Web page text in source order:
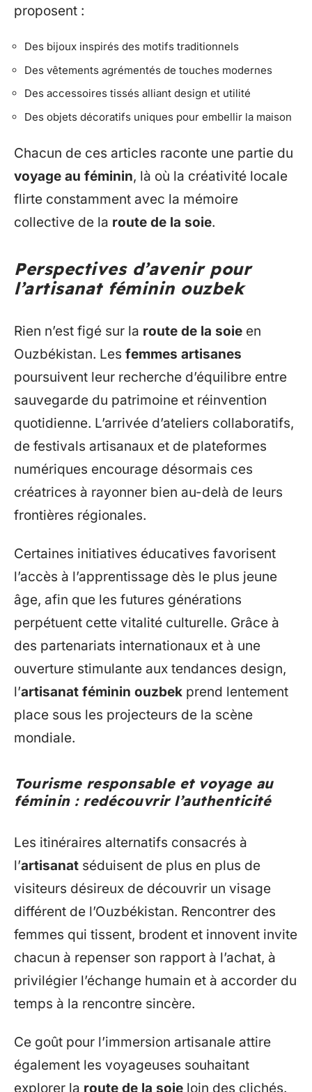
proposent :
Des bijoux inspirés des motifs traditionnels
Des vêtements agrémentés de touches modernes
Des accessoires tissés alliant design et utilité
Des objets décoratifs uniques pour embellir la maison
Chacun de ces articles raconte une partie du
voyage au féminin, là où la créativité locale
flirte constamment avec la mémoire
collective de la route de la soie.
Perspectives d’avenir pour
l’artisanat féminin ouzbek
Rien n’est figé sur la route de la soie en
Ouzbékistan. Les femmes artisanes
poursuivent leur recherche d’équilibre entre
sauvegarde du patrimoine et réinvention
quotidienne. L’arrivée d’ateliers collaboratifs,
de festivals artisanaux et de plateformes
numériques encourage désormais ces
créatrices à rayonner bien au-delà de leurs
frontières régionales.
Certaines initiatives éducatives favorisent
l’accès à l’apprentissage dès le plus jeune
âge, afin que les futures générations
perpétuent cette vitalité culturelle. Grâce à
des partenariats internationaux et à une
ouverture stimulante aux tendances design,
l’artisanat féminin ouzbek prend lentement
place sous les projecteurs de la scène
mondiale.
Tourisme responsable et voyage au
féminin : redécouvrir l’authenticité
Les itinéraires alternatifs consacrés à
l’artisanat séduisent de plus en plus de
visiteurs désireux de découvrir un visage
différent de l’Ouzbékistan. Rencontrer des
femmes qui tissent, brodent et innovent invite
chacun à repenser son rapport à l’achat, à
privilégier l’échange humain et à accorder du
temps à la rencontre sincère.
Ce goût pour l’immersion artisanale attire
également les voyageuses souhaitant
explorer la route de la soie loin des clichés.